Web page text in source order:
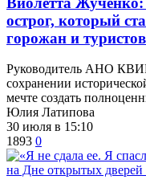
острог, который
горожан и
Руководитель АНО
сохранении
мечте создать
Юлия Латипова
30 июля в 15:10
1893 0